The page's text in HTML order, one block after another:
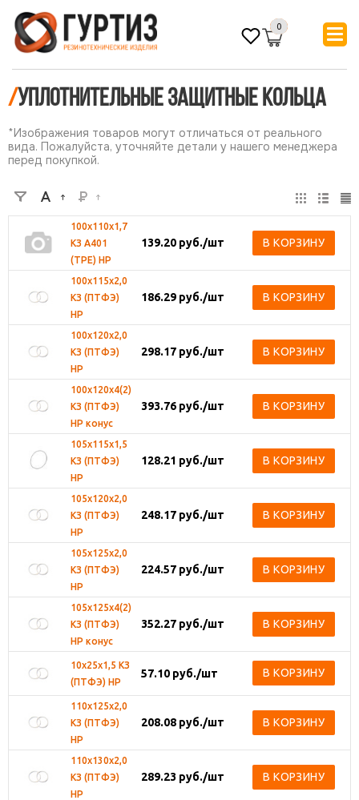
0
/Уплотнительные защитные кольца
*Изображения товаров могут отличаться от реального
вида. Пожалуйста, уточняйте детали у нашего менеджера
перед покупкой.
100х110х1,7
КЗ А401
(ТРЕ) НР
139.20 руб./шт В КОРЗИНУ
100х115х2,0
КЗ (ПТФЭ)
НР
186.29 руб./шт В КОРЗИНУ
100х120х2,0
КЗ (ПТФЭ)
НР
298.17 руб./шт В КОРЗИНУ
100х120х4(2)
КЗ (ПТФЭ)
НР конус
393.76 руб./шт В КОРЗИНУ
105х115х1,5
КЗ (ПТФЭ)
НР
128.21 руб./шт В КОРЗИНУ
105х120х2,0
КЗ (ПТФЭ)
НР
248.17 руб./шт В КОРЗИНУ
105х125х2,0
КЗ (ПТФЭ)
НР
224.57 руб./шт В КОРЗИНУ
105х125х4(2)
КЗ (ПТФЭ)
НР конус
352.27 руб./шт В КОРЗИНУ
10х25х1,5 КЗ
(ПТФЭ) НР
57.10 руб./шт В КОРЗИНУ
110х125х2,0
КЗ (ПТФЭ)
НР
208.08 руб./шт В КОРЗИНУ
110х130х2,0
КЗ (ПТФЭ)
НР
289.23 руб./шт В КОРЗИНУ